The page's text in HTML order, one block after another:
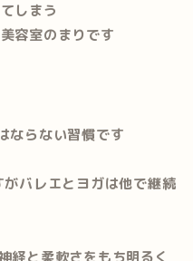
しまう
容室のまりです
ならない習慣です
バレエとヨガは他で継続
経と柔軟さをもち明るく